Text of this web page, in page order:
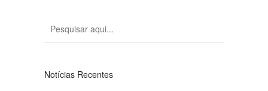
Notícias Recentes